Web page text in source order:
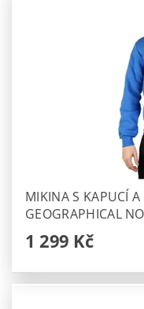
MIKINA S KAPUCÍ
GEOGRAPHICAL
1 299 Kč